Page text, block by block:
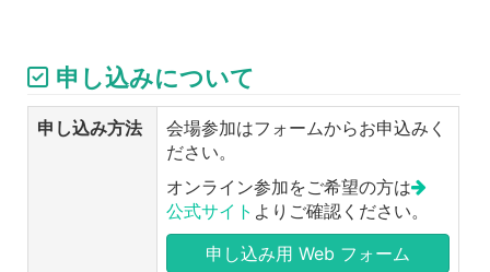
申し込みについて
申し込み方法
会場参加はフォームからお申込みく
ださい。
オンライン参加をご希望の方は
公式サイト よりご確認ください。
申し込み用 Web フォーム